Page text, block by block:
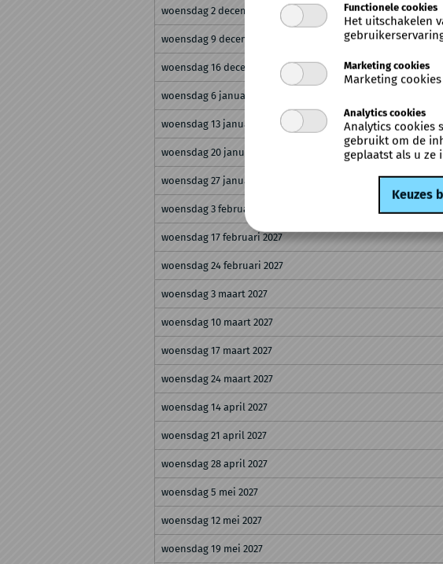
woensdag 2 december 2026
woensdag 9 december 2026
woensdag 16 december 2026
woensdag 6 januari 2027
woensdag 13 januari 2027
woensdag 20 januari 2027
woensdag 27 januari 2027
woensdag 3 februari 2027
woensdag 17 februari 2027
woensdag 24 februari 2027
woensdag 3 maart 2027
woensdag 10 maart 2027
woensdag 17 maart 2027
woensdag 24 maart 2027
woensdag 14 april 2027
woensdag 21 april 2027
woensdag 28 april 2027
woensdag 5 mei 2027
woensdag 12 mei 2027
woensdag 19 mei 2027
Functionele cookies
Het uitschakelen
Marketing cookies
Marketing
Analytics cookies
Analytics cookies
gebruikt om de
geplaatst als u ze